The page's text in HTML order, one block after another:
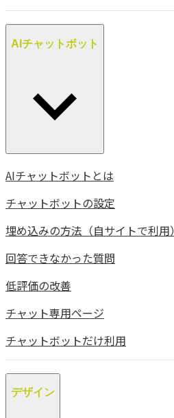
AIチャットボット
AIチャットボットとは
チャットボットの設定
埋め込みの方法（自サイトで利用）
回答できなかった質問
低評価の改善
チャット専用ページ
チャットボットだけ利用
デザイン